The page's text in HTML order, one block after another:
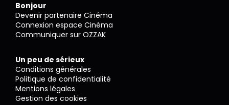
Bonjour
Devenir partenaire Cinéma
Connexion espace Cinéma
Communiquer sur OZZAK
Un peu de sérieux
Conditions générales
Politique de confidentialité
Mentions légales
Gestion des cookies